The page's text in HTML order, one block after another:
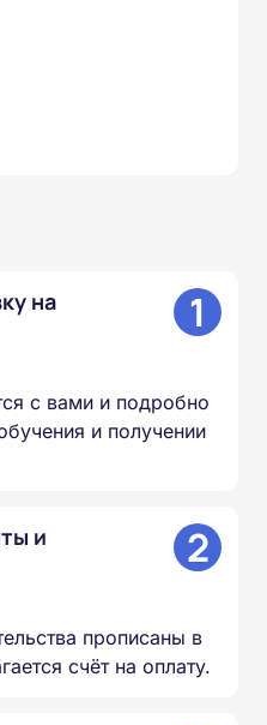
на
1
с вами и подробно
и получении
и
2
прописаны в
счёт на оплату.